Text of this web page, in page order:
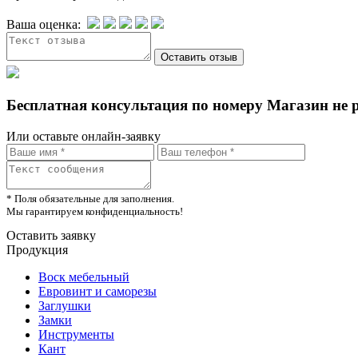
Ваша оценка:
Бесплатная консультация по номеру Магазин не
Или оставьте онлайн-заявку
* Поля обязательные для заполнения.
Мы гарантируем конфиденциальность!
Оставить заявку
Продукция
Воск мебельный
Евровинт и саморезы
Заглушки
Замки
Инструменты
Кант